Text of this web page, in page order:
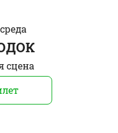
сцена